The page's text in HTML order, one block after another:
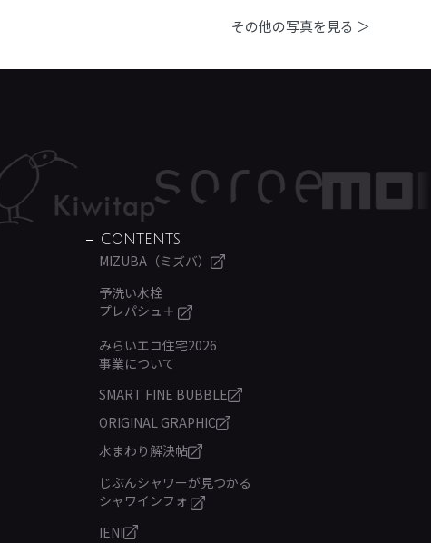
その他の写真を見る ＞
CONTENTS
MIZUBA（ミズバ）
予洗い水栓
プレパシュ＋
みらいエコ住宅2026
事業について
SMART FINE BUBBLE
ORIGINAL GRAPHIC
水まわり解決帖
じぶんシャワーが見つかる
シャワインフォ
IENI